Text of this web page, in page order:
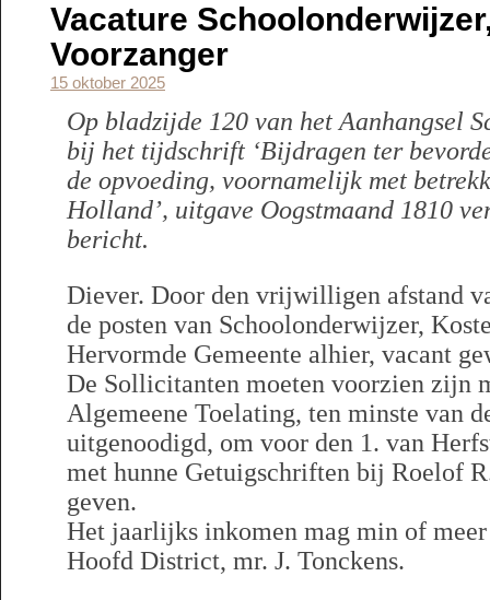
Vacature
Voorzanger
15 oktober 2025
Op bladzijde 120 van het Aanhangsel
bij het tijdschrift ‘Bijdragen ter
de opvoeding, voornamelijk met
Holland’, uitgave Oogstmaand 1810
bericht.
Diever. Door den vrijwilligen afstand
de posten van Schoolonderwijzer,
Hervormde Gemeente alhier, vacant
De Sollicitanten moeten voorzien zijn
Algemeene Toelating, ten minste van
uitgenoodigd, om voor den 1. van
met hunne Getuigschriften bij Roelof
geven.
Het jaarlijks inkomen mag min of
Hoofd District, mr. J. Tonckens.